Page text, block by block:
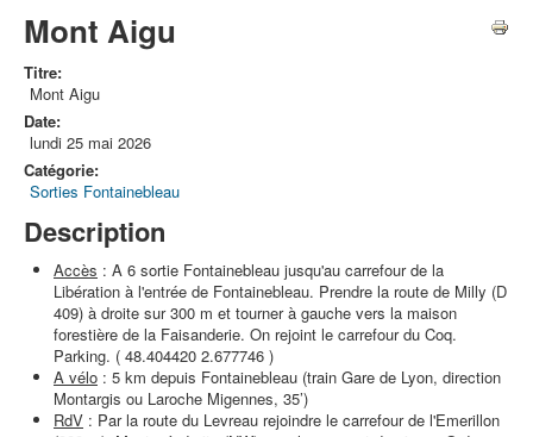
Mont Aigu
Titre:
Mont Aigu
Date:
lundi 25 mai 2026
Catégorie:
Sorties Fontainebleau
Description
Accès : A 6 sortie Fontainebleau jusqu'au carrefour de la
Libération à l'entrée de Fontainebleau. Prendre la route de Milly (D
409) à droite sur 300 m et tourner à gauche vers la maison
forestière de la Faisanderie. On rejoint le carrefour du Coq.
Parking. ( 48.404420 2.677746 )
A vélo : 5 km depuis Fontainebleau (train Gare de Lyon, direction
Montargis ou Laroche Migennes, 35’)
RdV : Par la route du Levreau rejoindre le carrefour de l'Emerillon